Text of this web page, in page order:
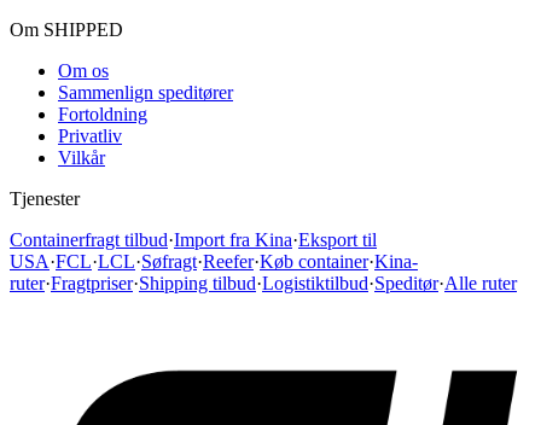
Om SHIPPED
Om os
Sammenlign speditører
Fortoldning
Privatliv
Vilkår
Tjenester
Containerfragt tilbud·Import fra Kina·Eksport til
USA·FCL·LCL·Søfragt·Reefer·Køb container·Kina-
ruter·Fragtpriser·Shipping tilbud·Logistiktilbud·Speditør·Alle ruter